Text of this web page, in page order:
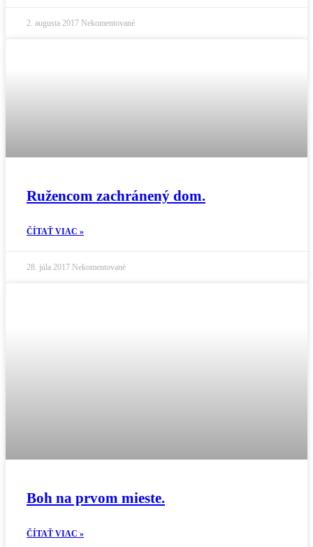
2. augusta 2017 Nekomentované
Ružencom zachránený dom.
ČÍTAŤ VIAC »
28. júla 2017 Nekomentované
Boh na prvom mieste.
ČÍTAŤ VIAC »